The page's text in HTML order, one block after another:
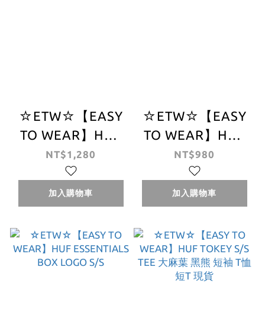
☆ETW☆【EASY
TO WEAR】HUF
WITHSTAND TT
S/S TEE 黑 白 石
塊 石磚 石雕 短袖
T恤 短T 現貨
NT$1,280
加入購物車
☆ETW☆【EASY
TO WEAR】HUF
ESSENTIALS BOX
LOGO S/S TEE 短
T 黑 白 現貨
NT$980
加入購物車